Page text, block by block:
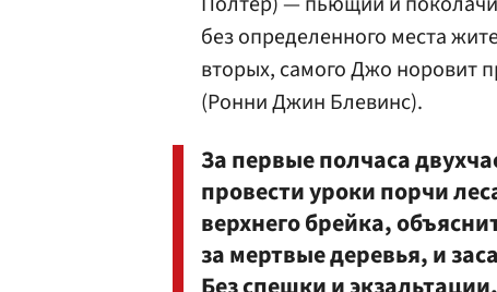
без определенного места
вторых, самого Джо норовит
(Ронни Джин Блевинс).
За первые полчаса
провести уроки порчи
верхнего брейка,
за мертвые деревья, и